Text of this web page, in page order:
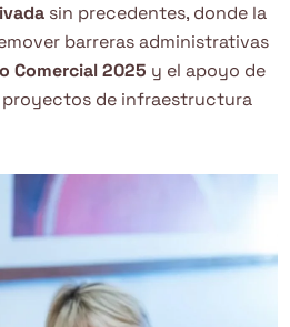
sin precedentes, donde la
barreras administrativas
Comercial 2025 y el apoyo de
proyectos de infraestructura